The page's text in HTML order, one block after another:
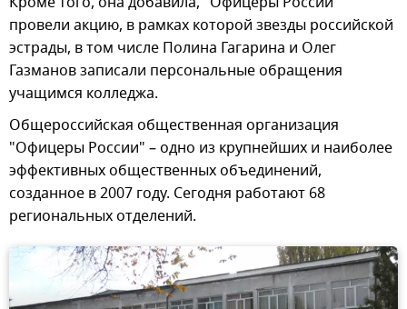
провели акцию, в рамках которой звезды российской
эстрады, в том числе Полина Гагарина и Олег
Газманов записали персональные обращения
учащимся колледжа.
Общероссийская общественная организация
"Офицеры России" – одно из крупнейших и наиболее
эффективных общественных объединений,
созданное в 2007 году. Сегодня работают 68
региональных отделений.